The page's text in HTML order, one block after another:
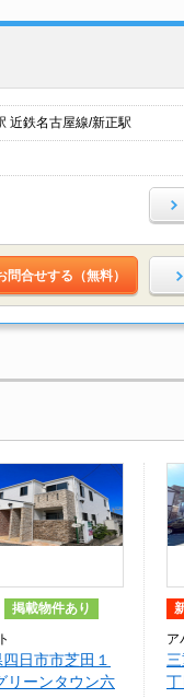
近鉄名古屋線/新正駅
問合せする（無料）
掲載物件あり
日市市芝田１
リーンタウン六
ア